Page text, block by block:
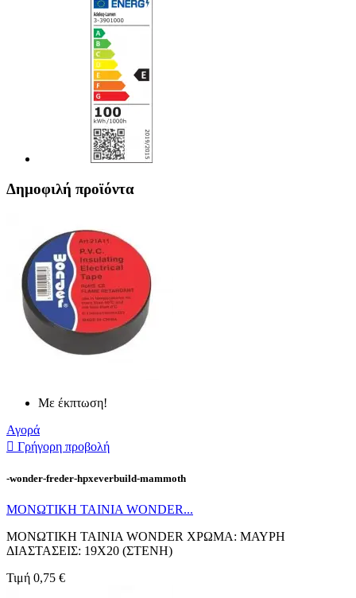
Δημοφιλή προϊόντα
Με έκπτωση!
Αγορά
 Γρήγορη προβολή
-wonder-freder-hpxeverbuild-mammoth
ΜΟΝΩΤΙΚΗ ΤΑΙΝΙΑ WONDER...
ΜΟΝΩΤΙΚΗ ΤΑΙΝΙΑ WONDER ΧΡΩΜΑ: ΜΑΥΡΗ
ΔΙΑΣΤΑΣΕΙΣ: 19X20 (ΣΤΕΝΗ)
Τιμή 0,75 €